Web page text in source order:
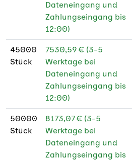
Dateneingang und
Zahlungseingang bis
12:00)
45000
Stück
7530,59 € (3-5
Werktage bei
Dateneingang und
Zahlungseingang bis
12:00)
50000
Stück
8173,07 € (3-5
Werktage bei
Dateneingang und
Zahlungseingang bis